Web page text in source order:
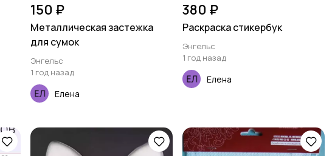
150 ₽
Металлическая застежка
для сумок
Энгельс
1 год назад
Елена
380 ₽
Раскраска стикербук
Энгельс
1 год назад
Елена